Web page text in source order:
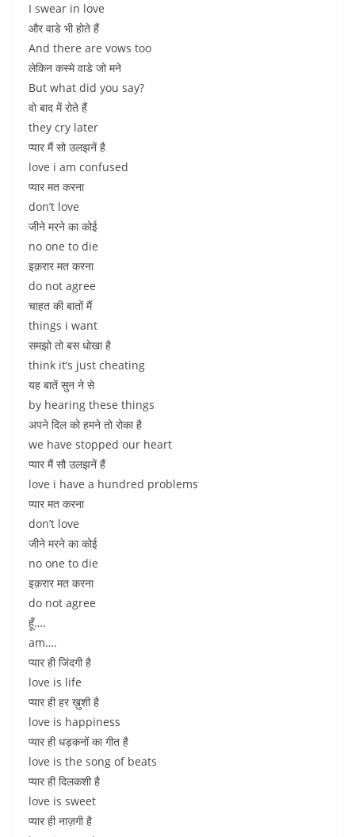
I swear in love
और वाडे भी होते हैं
And there are vows too
लेकिन कस्मे वाडे जो मने
But what did you say?
वो बाद में रोते हैं
they cry later
प्यार मैं सो उलझनें है
love i am confused
प्यार मत करना
don’t love
जीने मरने का कोई
no one to die
इक़रार मत करना
do not agree
चाहत की बातों मैं
things i want
समझो तो बस धोखा है
think it’s just cheating
यह बातें सुन ने से
by hearing these things
अपने दिल को हमने तो रोका है
we have stopped our heart
प्यार मैं सौ उलझनें हैं
love i have a hundred problems
प्यार मत करना
don’t love
जीने मरने का कोई
no one to die
इक़रार मत करना
do not agree
हूँ….
am….
प्यार ही जिंदगी है
love is life
प्यार ही हर ख़ुशी है
love is happiness
प्यार ही धड़कनों का गीत है
love is the song of beats
प्यार ही दिलकशी है
love is sweet
प्यार ही नाज़गी है